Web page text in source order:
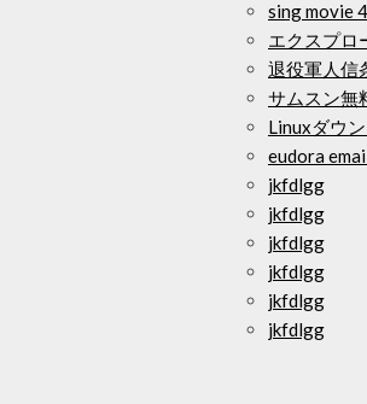
sing movie
エクスプロ
退役軍人信
サムスン無
Linuxダウ
eudora
jkfdlgg
jkfdlgg
jkfdlgg
jkfdlgg
jkfdlgg
jkfdlgg